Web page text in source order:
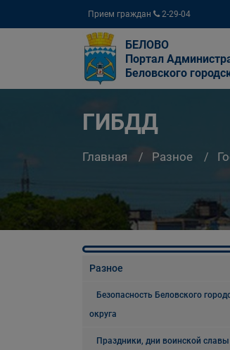
Прием граждан 2-29-04
БЕЛОВО
Портал
Беловского
ГИБДД
Главная Разное
Разное
Безопасность Беловского
округа
Праздники, дни воинской славы